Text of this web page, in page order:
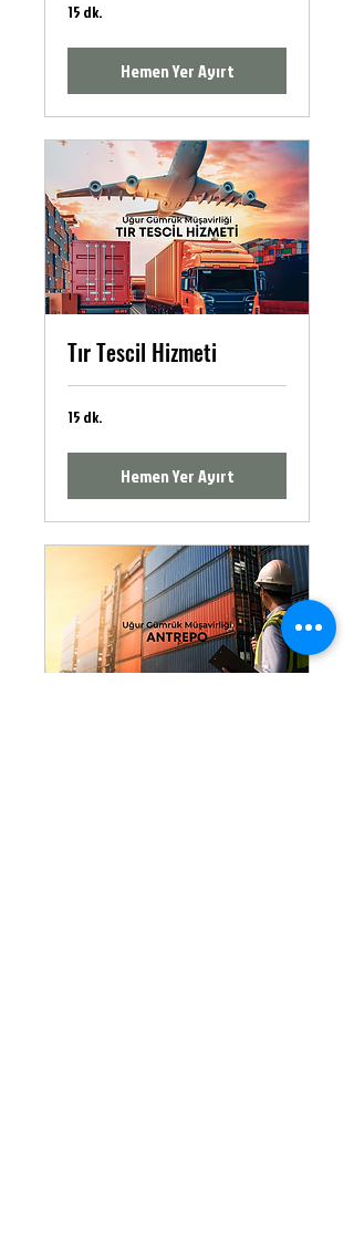
15 dk.
Hemen Yer Ayırt
Tır Tescil Hizmeti
15 dk.
Hemen Yer Ayırt